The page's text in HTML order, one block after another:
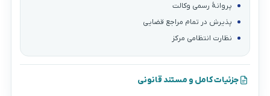
پروانهٔ رسمی وکالت
پذیرش در تمام مراجع قضایی
نظارت انتظامی مرکز
جزئیات کامل و مستند قانونی